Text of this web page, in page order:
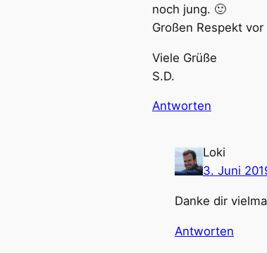
noch jung. 🙂
Großen Respekt
Viele Grüße
S.D.
Antworten
Loki
3. Juni
Danke dir
Antworten